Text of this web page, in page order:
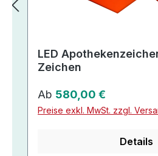
LED
Zeichen
Regulärer Preis:
Ab 580,00 €
Preise exkl. MwSt. zzgl.
Details